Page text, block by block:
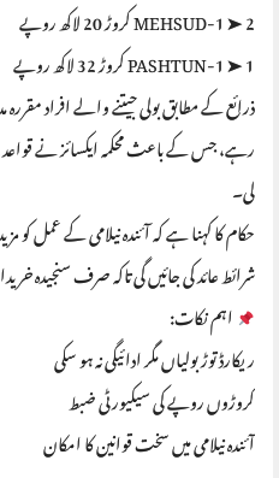
MEHSUD-1 ➤ 2 کروڑ 20 لاکھ روپے
PASHTUN-1 ➤ 1 کروڑ 32 لاکھ روپے
ذرائع کے مطابق بولی جیتنے والے افراد
رہے، جس کے باعث محکمہ ایکسائز نے
لی۔
حکام کا کہنا ہے کہ آئندہ نیلامی کے عمل
شرائط عائد کی جائیں گی تاکہ صرف سنجیدہ
اہم نکات:
ریکارڈ توڑ بولیاں مگر ادائیگی نہ ہو سکی
کروڑوں روپے کی سیکیورٹی ضبط
آئندہ نیلامی میں سخت قوانین کا امکان